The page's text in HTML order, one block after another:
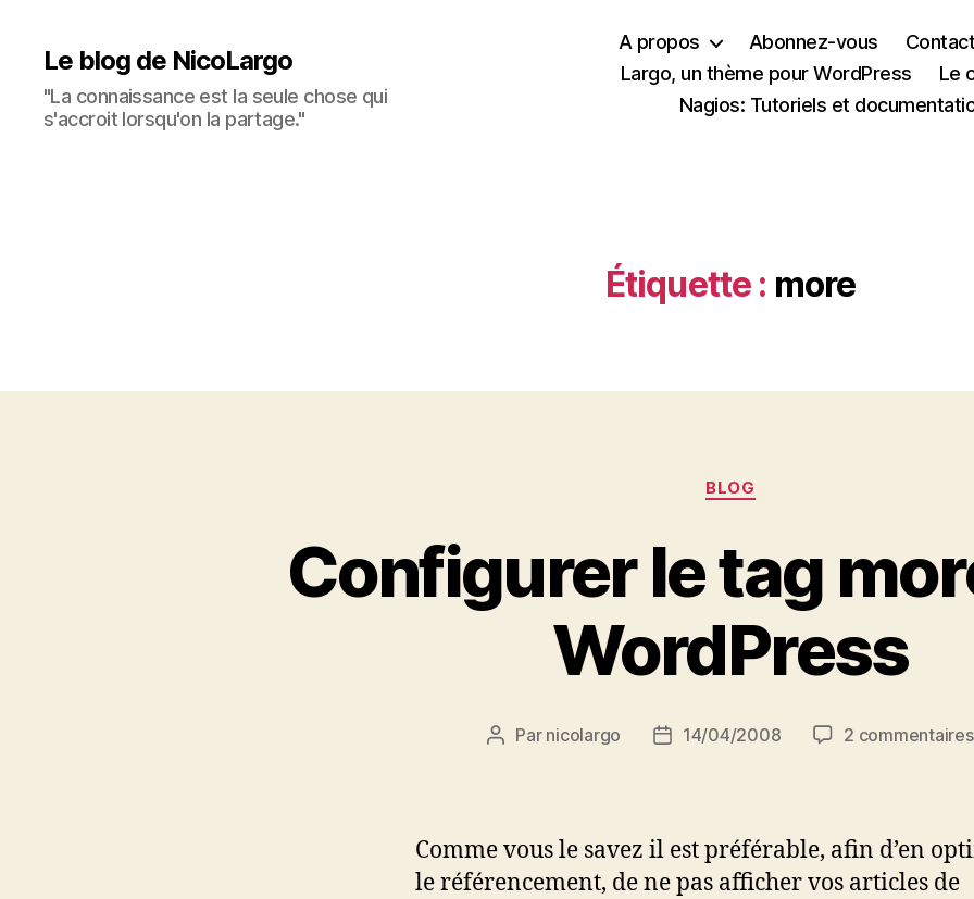
Le blog de NicoLargo
"La connaissance est la seule chose qui
s'accroit lorsqu'on la partage."
A propos Abonnez-vous
Largo, un thème pour WordPress
Le
Nagios: Tutoriels et
Étiquette : more
Catégories
BLOG
Configurer le tag
WordPress
Auteur
Par nicolargo
Date14/04/2008 2 commentaires
Comme vous le savez il est préférable, afin d’en
le référencement, de ne pas afficher vos articles de